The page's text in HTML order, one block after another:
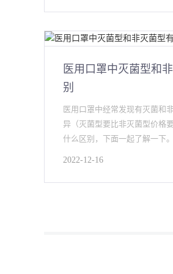
医用口罩中灭菌型和
别
医用口罩中经常发现有灭菌和
异（灭菌型要比非灭菌型价格
什么区别，下面一起了解一下
2022-12-16